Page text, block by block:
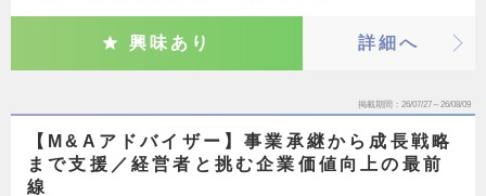
興味あり 詳細へ
掲載期間 26/07/27～26/08/09
【M&Aアドバイザー】事業承継から成長戦略
まで支援／経営者と挑む企業価値向上の最前
線